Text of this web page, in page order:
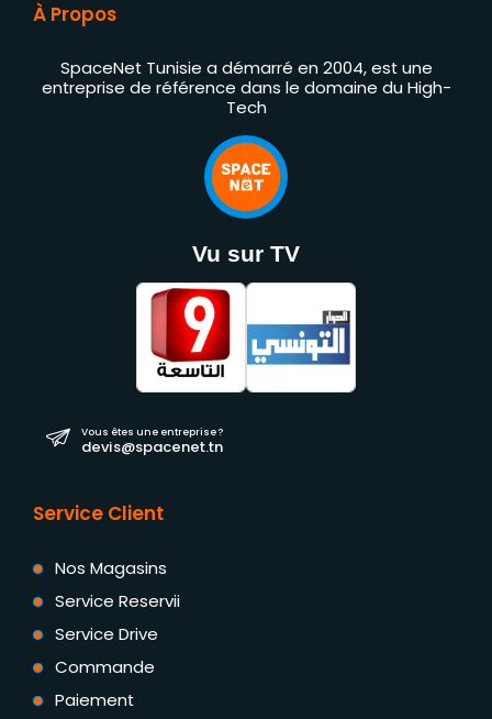
À Propos
SpaceNet Tunisie a démarré en 2004, est une
entreprise de référence dans le domaine du High-
Tech
Vu sur TV
Vous êtes une entreprise ?
devis@spacenet.tn
Service Client
Nos Magasins
Service Reservii
Service Drive
Commande
Paiement